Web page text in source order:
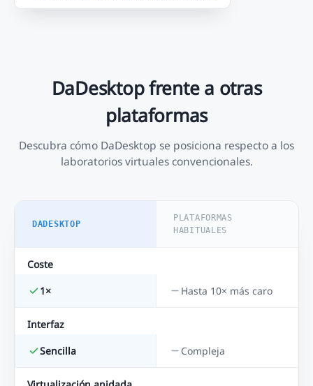
DaDesktop frente a otras
plataformas
Descubra cómo DaDesktop se posiciona respecto a los
laboratorios virtuales convencionales.
DADESKTOP
PLATAFORMAS
HABITUALES
Coste
1×
Hasta 10× más caro
Interfaz
Sencilla
Compleja